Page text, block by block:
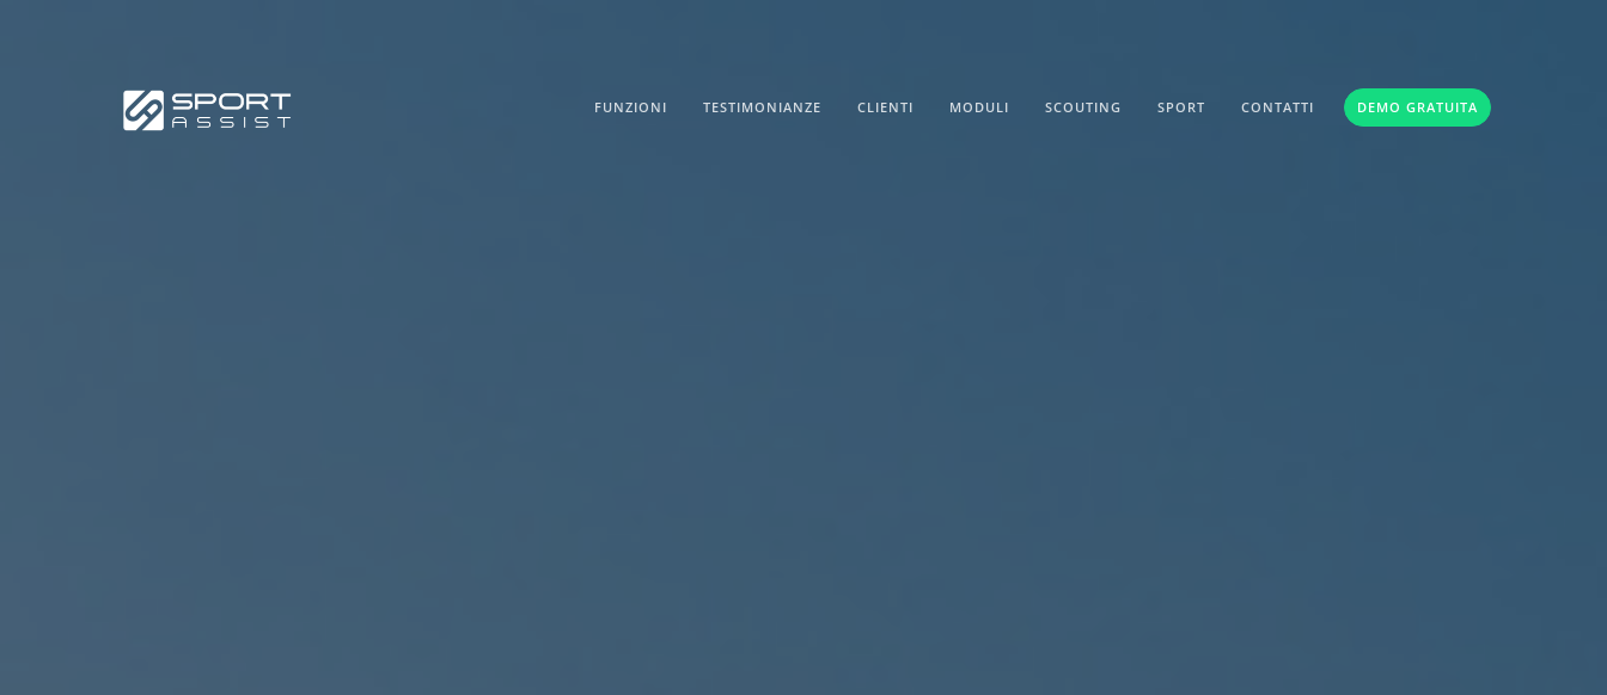
FUNZIONI TESTIMONIANZE CLIENTI MODULI SCOUTING SPORT CONTATTI DEMO GRATUITA